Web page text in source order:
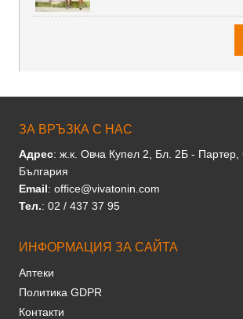
ЗА ВРЪЗКА С НАС
Адрес: ж.к. Овча Купел 2, Бл. 2Б -
България
Email: office@vivatonin.com
Тел.: 02 / 437 37 95
ИНФОРМАЦИЯ ЗА САЙТА
Аптеки
Политика GDPR
Контакти